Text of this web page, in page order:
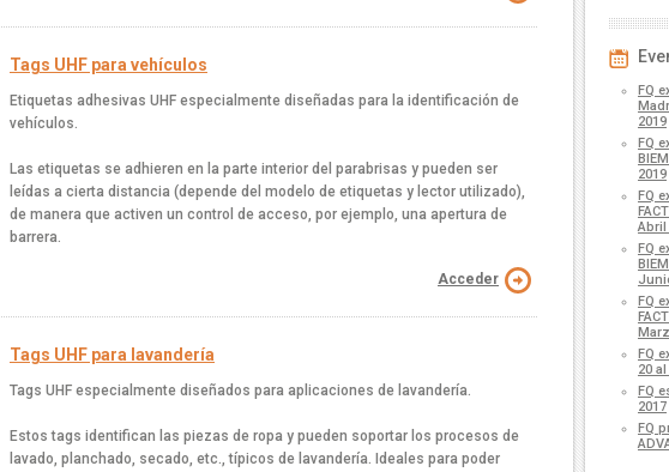
Tags UHF para vehículos
Etiquetas adhesivas UHF especialmente diseñadas para la identificación de
vehículos.
Las etiquetas se adhieren en la parte interior del parabrisas y pueden ser
leídas a cierta distancia (depende del modelo de etiquetas y lector utilizado),
de manera que activen un control de acceso, por ejemplo, una apertura de
barrera.
Acceder
Tags UHF para lavandería
Tags UHF especialmente diseñados para aplicaciones de lavandería.
Estos tags identifican las piezas de ropa y pueden soportar los procesos de
lavado, planchado, secado, etc., típicos de lavandería. Ideales para poder
FQ
2019
FQ
2019
FQ
Abril
FQ
FQ
FQ
20
FQ
2017
FQ